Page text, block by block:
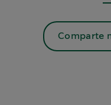
Comparte